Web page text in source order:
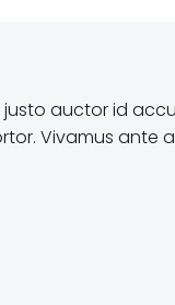
auctor id
Vivamus ante